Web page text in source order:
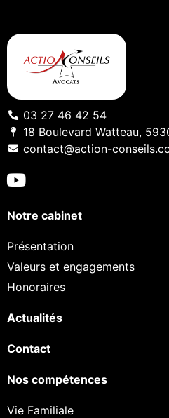
03 27 46 42 54
18 Boulevard Watteau,
contact@action-
Notre cabinet
Présentation
Valeurs et engagements
Honoraires
Actualités
Contact
Nos compétences
Vie Familiale